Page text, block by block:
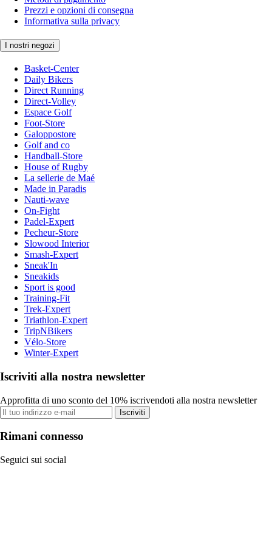
Prezzi e opzioni di consegna
Informativa sulla privacy
I nostri negozi
Basket-Center
Daily Bikers
Direct Running
Direct-Volley
Espace Golf
Foot-Store
Galoppostore
Golf and co
Handball-Store
House of Rugby
La sellerie de Maé
Made in Paradis
Nauti-wave
On-Fight
Padel-Expert
Pecheur-Store
Slowood Interior
Smash-Expert
Sneak'In
Sneakids
Sport is good
Training-Fit
Trek-Expert
Triathlon-Expert
TripNBikers
Vélo-Store
Winter-Expert
Iscriviti alla nostra newsletter
Approfitta di uno sconto del 10% iscrivendoti alla nostra newsletter
Iscriviti
Rimani connesso
Seguici sui social